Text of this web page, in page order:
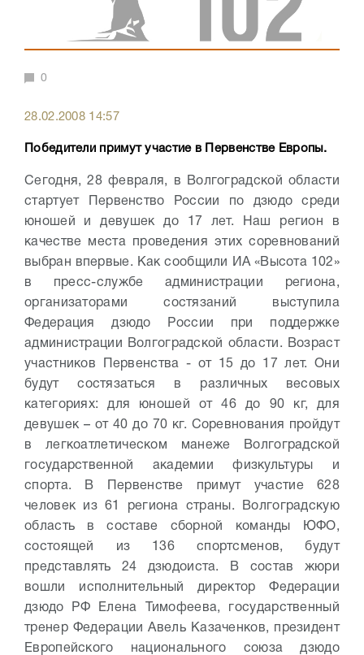
0
28.02.2008 14:57
Победители примут участие в Первенстве Европы.
Сегодня, 28 февраля, в Волгоградской области
стартует Первенство России по дзюдо среди
юношей и девушек до 17 лет. Наш регион в
качестве места проведения этих соревнований
выбран впервые. Как сообщили ИА «Высота 102»
в пресс-службе администрации региона,
организаторами состязаний выступила
Федерация дзюдо России при поддержке
администрации Волгоградской области.
Возраст
участников Первенства - от 15 до 17 лет. Они
будут состязаться в различных весовых
категориях: для юношей от 46 до 90 кг, для
девушек – от 40 до 70 кг. Соревнования пройдут
в легкоатлетическом манеже Волгоградской
государственной академии физкультуры и
спорта.
В Первенстве примут участие 628
человек из 61 региона страны. Волгоградскую
область в составе сборной команды ЮФО,
состоящей из 136 спортсменов, будут
представлять 24 дзюдоиста.
В состав жюри
вошли исполнительный директор Федерации
дзюдо РФ Елена Тимофеева, государственный
тренер Федерации Авель Казаченков, президент
Европейского национального союза дзюдо